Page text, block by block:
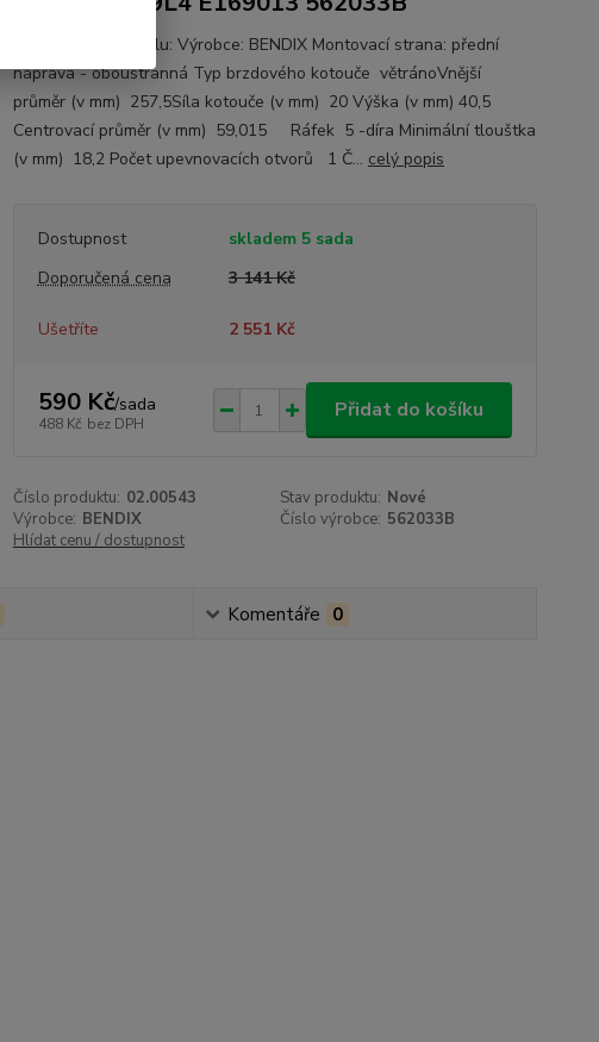
Informace o autodílu: Výrobce: BENDIX Montovací strana: přední
náprava - oboustranná Typ brzdového kotouče větránoVnější
průměr (v mm) 257,5Síla kotouče (v mm) 20 Výška (v mm) 40,5
Centrovací průměr (v mm) 59,015 Ráfek 5 -díra Minimální tlouštka
(v mm) 18,2 Počet upevnovacích otvorů 1 Č... celý popis
Dostupnost
skladem 5 sada
Doporučená cena
3 141 Kč
Ušetříte 2 551 Kč
590 Kč/sada
488 Kč bez DPH
Přidat do košíku
Číslo produktu: 02.00543 Stav produktu: Nové
Výrobce: BENDIX Číslo výrobce: 562033B
Hlídat cenu / dostupnost
Komentáře 0